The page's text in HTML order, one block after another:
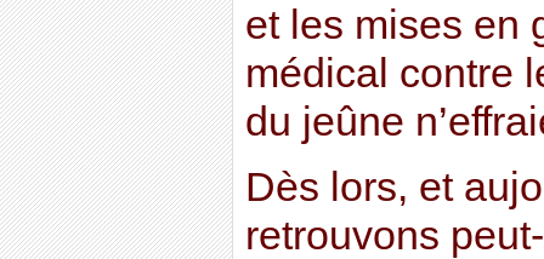
et les mises en
médical contre
du jeûne
Dès lors, et
retrouvons